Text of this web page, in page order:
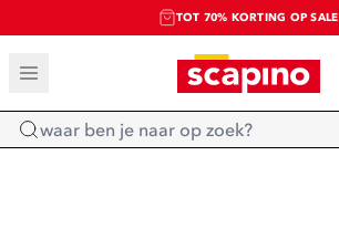
TOT 70% KORTING OP SALE
SALE: LAATSTE KANS!
SHOP NIEUW
Home